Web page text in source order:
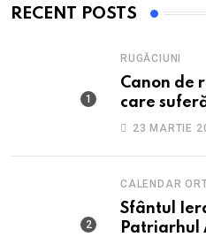
RECENT POSTS
RUGĂCIUNI
Canon de
care
anxietate
23 MARTIE
CALENDAR
Sfântul
Patriarhul